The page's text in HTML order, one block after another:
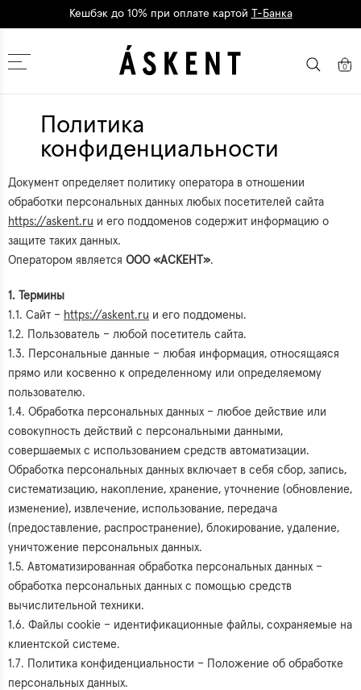
Дарим 1500 баллов на первый заказрегистрация
Москва 0
Политика
конфиденциальности
Документ определяет политику оператора в отношении
обработки персональных данных любых посетителей сайта
https://askent.ru и его поддоменов содержит информацию о
защите таких данных.
Оператором является ООО «АСКЕНТ».
1. Термины
1.1. Сайт – https://askent.ru и его поддомены.
1.2. Пользователь – любой посетитель сайта.
1.3. Персональные данные – любая информация, относящаяся
прямо или косвенно к определенному или определяемому
пользователю.
1.4. Обработка персональных данных – любое действие или
совокупность действий с персональными данными,
совершаемых с использованием средств автоматизации.
Обработка персональных данных включает в себя сбор, запись,
систематизацию, накопление, хранение, уточнение (обновление,
изменение), извлечение, использование, передача
(предоставление, распространение), блокирование, удаление,
уничтожение персональных данных.
1.5. Автоматизированная обработка персональных данных –
обработка персональных данных с помощью средств
вычислительной техники.
1.6. Файлы cookie – идентификационные файлы, сохраняемые на
клиентской системе.
1.7. Политика конфиденциальности – Положение об обработке
персональных данных.